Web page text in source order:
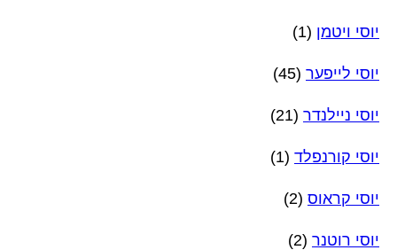
יוסי ויטמן (1)
יוסי לייפער (45)
יוסי ניילנדר (21)
יוסי קורנפלד (1)
יוסי קראוס (2)
יוסי רוטנר (2)